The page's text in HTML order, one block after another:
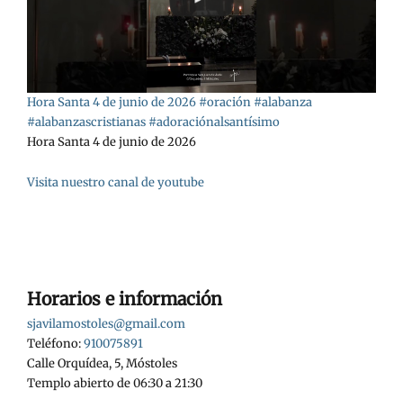
Hora Santa 4 de junio de 2026 #oración #alabanza
#alabanzascristianas #adoraciónalsantísimo
Hora Santa 4 de junio de 2026
Visita nuestro canal de youtube
Horarios e información
sjavilamostoles@gmail.com
Teléfono:910075891
Calle Orquídea, 5, Móstoles
Templo abierto de 06:30 a 21:30